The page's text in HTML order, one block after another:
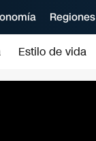
Regiones
Estilo de vida